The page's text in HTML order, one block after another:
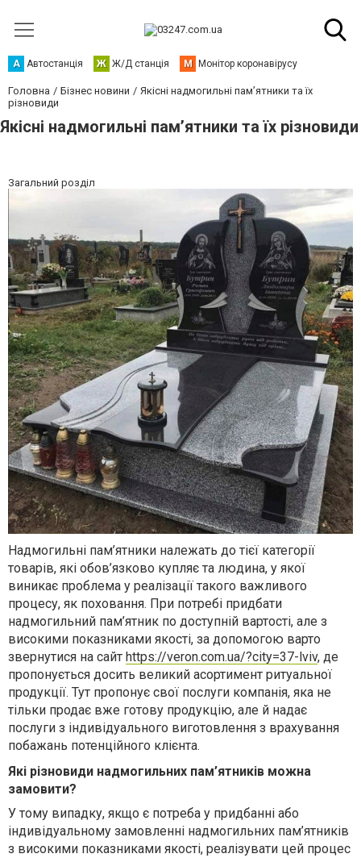
А Автостанція Ж Ж/Д станція М Монітор коронавірусу
Головна Бізнес новини
Якісні надмогильні пам’ятники та їх
різновиди
Якісні надмогильні пам’ятники та їх різновиди
Загальний розділ
Надмогильні пам’ятники належать до тієї категорії
товарів, які обов’язково купляє та людина, у якої
виникає проблема у реалізації такого важливого
процесу, як поховання. При потребі придбати
надмогильний пам’ятник по доступній вартості, але з
високими показниками якості, за допомогою варто
звернутися на сайт https://veron.com.ua/?city=37-lviv, де
пропонується досить великий асортимент ритуальної
продукції. Тут пропонує свої послуги компанія, яка не
тільки продає вже готову продукцію, але й надає
послуги з індивідуального виготовлення з врахування
побажань потенційного клієнта.
Які різновиди надмогильних пам’ятників можна
замовити?
У тому випадку, якщо є потреба у придбанні або
індивідуальному замовленні надмогильних пам’ятників
з високими показниками якості, реалізувати цей процес